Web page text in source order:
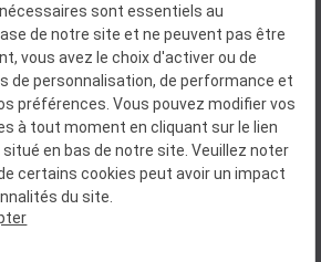
: 48354916800043
Plan du site
Mentions légales
de confidentialité
des cookies
sont essentiels au
de notre site et ne peuvent pas être
vous avez le choix d'activer ou de
de personnalisation, de performance et
préférences. Vous pouvez modifier vos
à tout moment en cliquant sur le lien
en bas de notre site. Veuillez noter
certains cookies peut avoir un impact
du site.